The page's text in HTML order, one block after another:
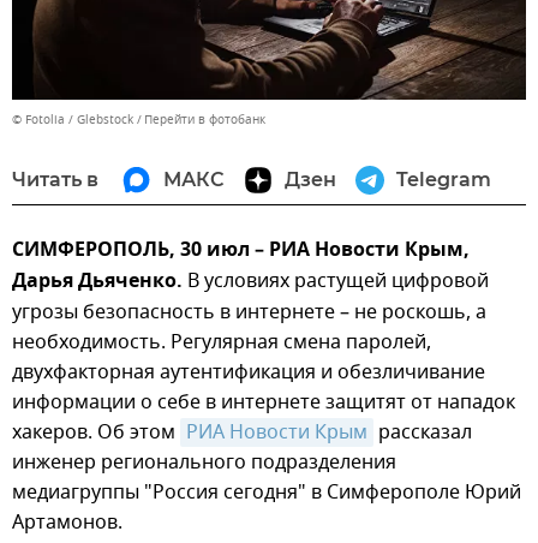
© Fotolia / Glebstock Перейти в фотобанк
Читать в МАКС Дзен Telegram
СИМФЕРОПОЛЬ, 30 июл – РИА Новости Крым,
Дарья Дьяченко. В условиях растущей цифровой
угрозы безопасность в интернете – не роскошь, а
необходимость. Регулярная смена паролей,
двухфакторная аутентификация и обезличивание
информации о себе в интернете защитят от нападок
хакеров. Об этом РИА Новости Крым рассказал
инженер регионального подразделения
медиагруппы "Россия сегодня" в Симферополе Юрий
Артамонов.